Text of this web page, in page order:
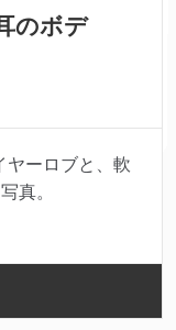
のボデ
ーロブと、軟
真。